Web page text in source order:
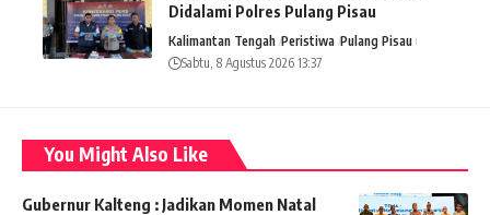
Didalami Polres Pulang Pisau
Kalimantan Tengah Peristiwa Pulang Pisau
Sabtu, 8 Agustus 2026 13:37
You Might Also Like
Gubernur Kalteng : Jadikan Momen Natal